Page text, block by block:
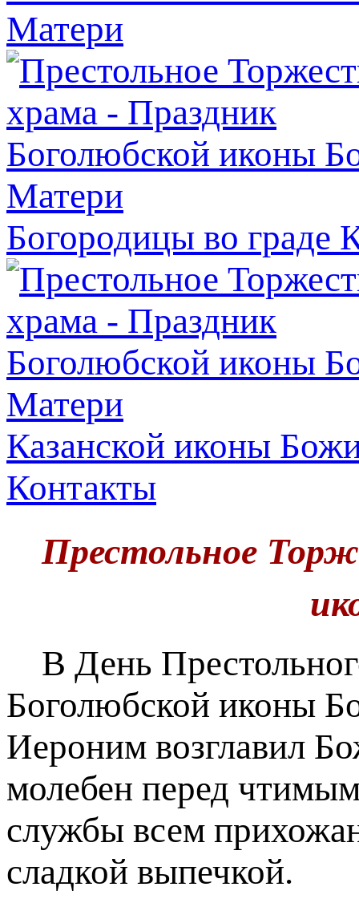
Богородицы во граде
Казанской иконы
Контакты
Престольное
В День
Боголюбской иконы
Иероним возглавил
молебен перед
службы всем
сладкой выпечкой.